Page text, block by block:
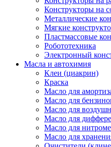
Конструкторы на
Металлические
Мягкие
Пластмассовые
Робототехника
Электронный
Масла и автохимия
Клеи (циакрин)
Краска
Масло для
Масло для
Масло для
Масло для
Масло для
Масло для